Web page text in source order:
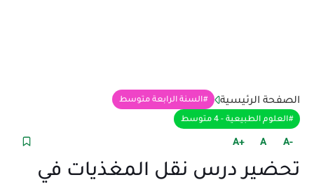
الصفحة الرئيسية السنة الرابعة متوسط
العلوم الطبيعية - 4 متوسط
+A A -A
تحضير درس نقل المغذيات في